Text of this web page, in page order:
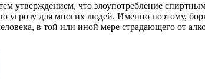
утверждением, что злоупотребление
угрозу для многих людей. Именно поэтому,
в той или иной мере страдающего от